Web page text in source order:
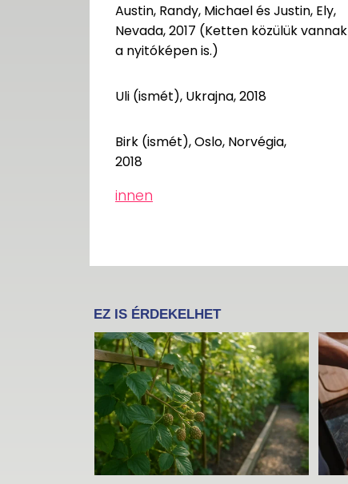
Austin, Randy, Michael és Justin, Ely,
Nevada, 2017 (Ketten közülük vannak
a nyitóképen is.)
Uli (ismét), Ukrajna, 2018
Birk (ismét), Oslo, Norvégia,
2018
innen